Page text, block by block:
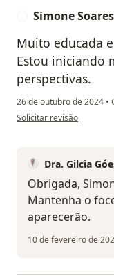
Simone Soares
Muito educada
Estou iniciando
perspectivas.
26 de outubro de 2024 •
na opinião do utilizador
Solicitar revisão
Dra. Gilcia
Obrigada,
Mantenha o
aparecerão.
10 de fevereiro de